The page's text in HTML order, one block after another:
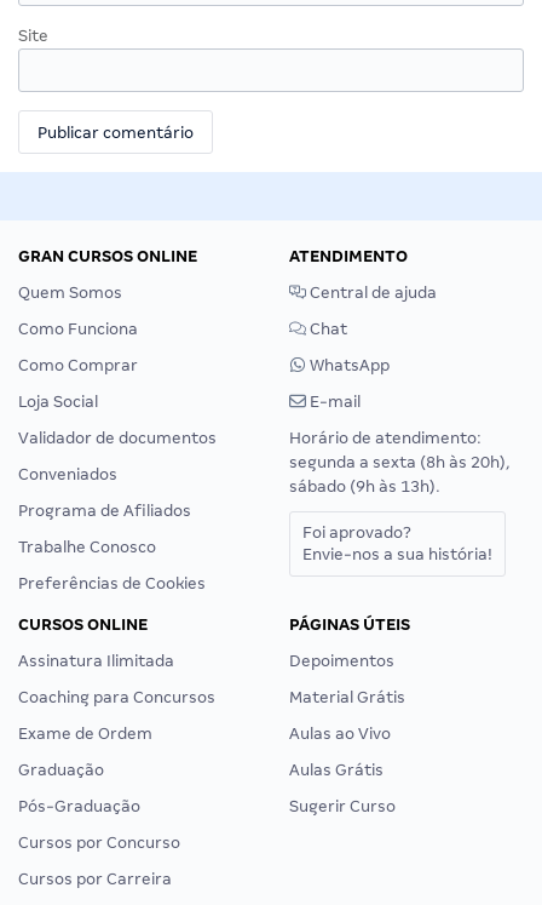
Site
GRAN CURSOS ONLINE
Quem Somos
Como Funciona
Como Comprar
Loja Social
Validador de documentos
Conveniados
Programa de Afiliados
Trabalhe Conosco
Preferências de Cookies
ATENDIMENTO
Central de ajuda
Chat
WhatsApp
E-mail
Horário de atendimento:
segunda a sexta (8h às 20h),
sábado (9h às 13h).
Foi aprovado?
Envie-nos a sua história!
CURSOS ONLINE
Assinatura Ilimitada
Coaching para Concursos
Exame de Ordem
Graduação
Pós-Graduação
Cursos por Concurso
Cursos por Carreira
PÁGINAS ÚTEIS
Depoimentos
Material Grátis
Aulas ao Vivo
Aulas Grátis
Sugerir Curso